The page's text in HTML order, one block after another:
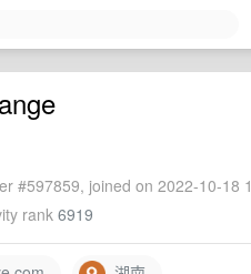
#597859, joined on 2022-10-18
rank 6919